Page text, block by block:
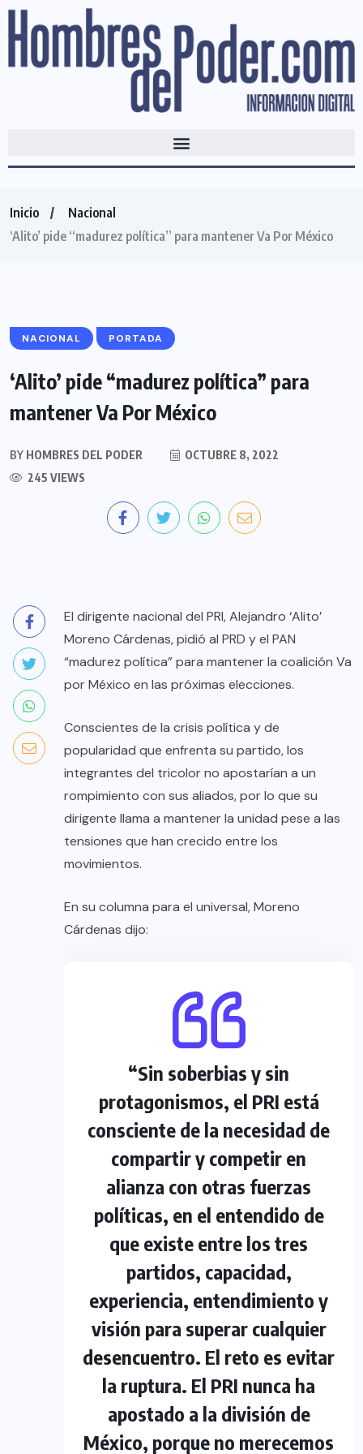
Inicio
Nacional
‘Alito’ pide “madurez política” para mantener Va Por México
NACIONAL PORTADA
‘Alito’ pide “madurez política” para
mantener Va Por México
BY HOMBRES DEL PODER
OCTUBRE 8, 2022
245 VIEWS
El dirigente nacional del PRI, Alejandro ‘Alito’
Moreno Cárdenas, pidió al PRD y el PAN
“madurez política” para mantener la coalición Va
por México en las próximas elecciones.
Conscientes de la crisis política y de
popularidad que enfrenta su partido, los
integrantes del tricolor no apostarían a un
rompimiento con sus aliados, por lo que su
dirigente llama a mantener la unidad pese a las
tensiones que han crecido entre los
movimientos.
En su columna para el universal, Moreno
Cárdenas dijo:
“Sin soberbias y sin
protagonismos, el PRI está
consciente de la necesidad de
compartir y competir en
alianza con otras fuerzas
políticas, en el entendido de
que existe entre los tres
partidos, capacidad,
experiencia, entendimiento y
visión para superar cualquier
desencuentro. El reto es evitar
la ruptura. El PRI nunca ha
apostado a la división de
México, porque no merecemos